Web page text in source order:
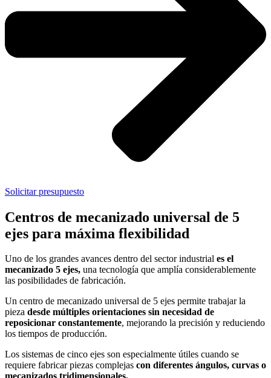
Solicitar presupuesto
Centros de mecanizado universal de 5
ejes para máxima flexibilidad
Uno de los grandes avances dentro del sector industrial es el
mecanizado 5 ejes, una tecnología que amplía considerablemente
las posibilidades de fabricación.
Un centro de mecanizado universal de 5 ejes permite trabajar la
pieza desde múltiples orientaciones sin necesidad de
reposicionar constantemente, mejorando la precisión y reduciendo
los tiempos de producción.
Los sistemas de cinco ejes son especialmente útiles cuando se
requiere fabricar piezas complejas con diferentes ángulos, curvas o